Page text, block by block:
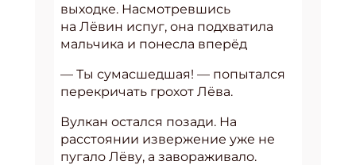
выходке. Насмотревшись
на Лёвин испуг, она подхватила
мальчика и понесла вперёд
— Ты сумасшедшая! — попытался
перекричать грохот Лёва.
Вулкан остался позади. На
расстоянии извержение уже не
пугало Лёву, а завораживало.